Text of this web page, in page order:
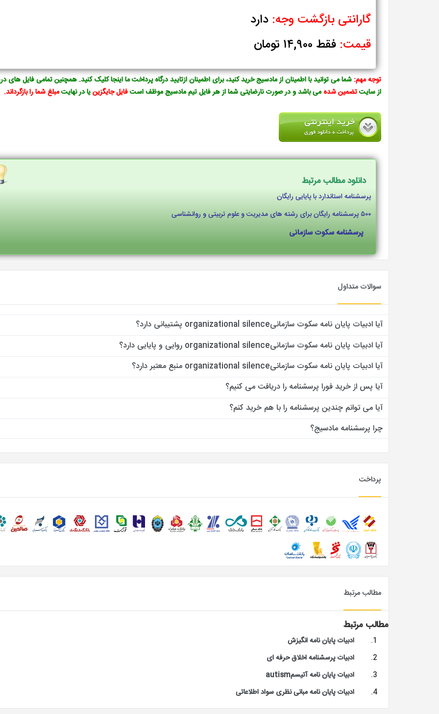
گارانتی بازگشت وجه: دارد
قیمت: فقط ۱۴,۹۰۰ تومان
توجه مهم: شما می توانید با اطمینان از مادسیج خرید کنید، برای اطمینان ازتایید درگاه پرداخت مااینجاکلیک کنید. همچنین تمامی فایل های
از سایتتضمین شدهمی باشد و در صورت نارضایتی شما از هر فایل تیم مادسیج موظف استفایل جایگزینیا در نهایتمبلغ شما را بازگرداند.
دانلود مطالب مرتبط
پرسشنامه استاندارد با پایایی رایگان
۵۰۰ پرسشنامه رایگان برای رشته های مدیریت و علوم تربیتی و روانشناسی
پرسشنامه سکوت سازمانی
سوالات متداول
آیا ادبیات پایان نامه سکوت سازمانیorganizational silence پشتیبانی دارد؟
آیا ادبیات پایان نامه سکوت سازمانیorganizational silence روایی و پایایی دارد؟
آیا ادبیات پایان نامه سکوت سازمانیorganizational silence منبع معتبر دارد؟
آیا پس از خرید فورا پرسشنامه را دریافت می کنیم؟
آیا می توانم چندین پرسشنامه را با هم خرید کنم؟
چرا پرسشنامه مادسیج؟
پرداخت
مطالب مرتبط
مطالب مرتبط
ادبیات پایان نامه انگیزش
ادبیات پرسشنامه اخلاق حرفه ای
ادبیات پایان نامه آتیسمautism
ادبیات پایان نامه مبانی نظری سواد اطلاعاتی